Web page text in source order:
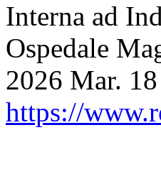
Interna ad
Ospedale
2026 Mar.
https://